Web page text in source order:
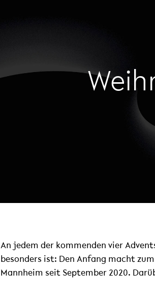
An jedem der kommenden vier
besonders ist: Den Anfang macht
Mannheim seit September 2020.